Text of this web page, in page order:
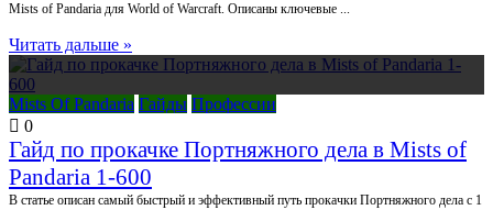
Mists of Pandaria для World of Warcraft. Описаны ключевые ...
Читать дальше »
Mists Of Pandaria Гайды Профессии
0
Гайд по прокачке Портняжного дела в Mists of
Pandaria 1-600
В статье описан самый быстрый и эффективный путь прокачки Портняжного дела с 1